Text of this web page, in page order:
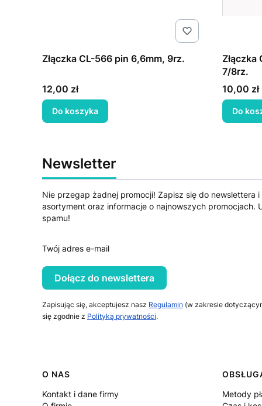
Złączka CL-566 pin 6,6mm, 9rz.
Cena
12,00 zł
Do koszyka
Złączka
7/8rz.
Cena
10,00 zł
Do
Newsletter
Nie przegap żadnej promocji! Zapisz się do newslettera
asortyment oraz informacje o najnowszych promocjach.
spamu!
Twój adres e-mail
Dołącz do newslettera
Zapisując się, akceptujesz nasz Regulamin (w zakresie
się zgodnie z Polityką prywatności.
Linki w stopce
O NAS
Kontakt i dane firmy
Metody